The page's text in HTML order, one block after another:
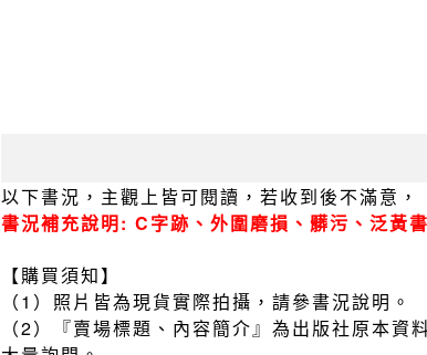
以下書況，主觀上皆可閱讀，若收到後不滿意，
書況補充說明: C字跡、外圍磨損、髒污、泛黃
【購買須知】
（1）照片皆為現貨實際拍攝，請參書況說明。
（2）『賣場標題、內容簡介』為出版社原本